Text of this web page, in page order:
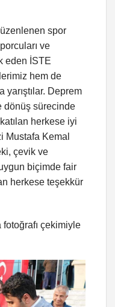
spor
ve
eden İSTE
hem de
Deprem
dönüş sürecinde
herkese iyi
Mustafa Kemal
çevik ve
biçimde fair
herkese teşekkür
çekimiyle